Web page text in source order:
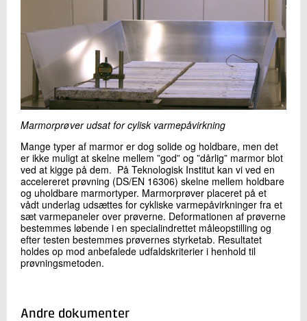
Send
Marmorprøver udsat for cylisk varmepåvirkning
Mange typer af marmor er dog solide og holdbare, men det
er ikke muligt at skelne mellem ”god” og ”dårlig” marmor blot
ved at kigge på dem. På Teknologisk Institut kan vi ved en
accelereret prøvning (DS/EN 16306) skelne mellem holdbare
og uholdbare marmortyper. Marmorprøver placeret på et
vådt underlag udsættes for cykliske varmepåvirkninger fra et
sæt varmepaneler over prøverne. Deformationen af prøverne
bestemmes løbende i en specialindrettet måleopstilling og
efter testen bestemmes prøvernes styrketab. Resultatet
holdes op mod anbefalede udfaldskriterier i henhold til
prøvningsmetoden.
Andre dokumenter